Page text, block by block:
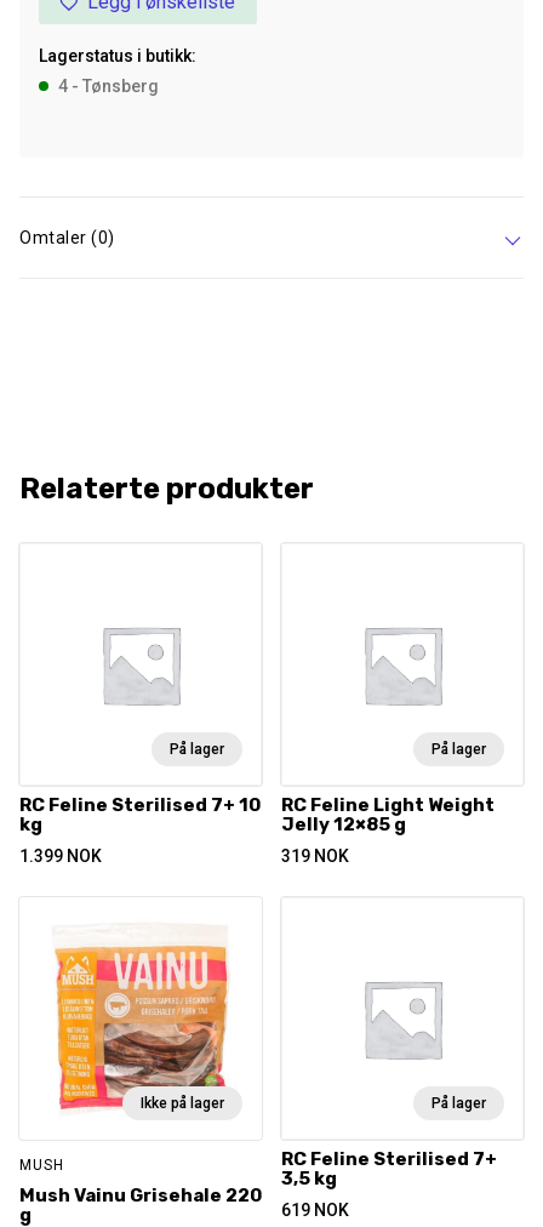
Breed
Kg
antall
Lagerstatus i butikk:
4 - Tønsberg
Omtaler (0)
Relaterte produkter
På lager
RC Feline Sterilised 7+ 10
kg
1.399 NOK
På lager
RC Feline Light Weight
Jelly 12×85 g
319 NOK
Ikke på lager
MUSH
Mush Vainu Grisehale 220
g
På lager
RC Feline Sterilised 7+
3,5 kg
619 NOK